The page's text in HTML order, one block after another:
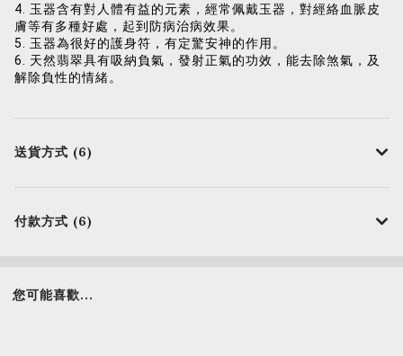
4. 玉器含有對人體有益的元素，經常佩戴玉器，對經絡血脈皮
膚等有多種好處，起到防病治病效果。
5. 玉器為很好的護身符，有定驚安神的作用。
6. 天然翡翠具有吸納負氣，發射正氣的功效，能去除煞氣，及
解除負性的情緒。
送貨方式 (6)
付款方式 (6)
您可能喜歡...